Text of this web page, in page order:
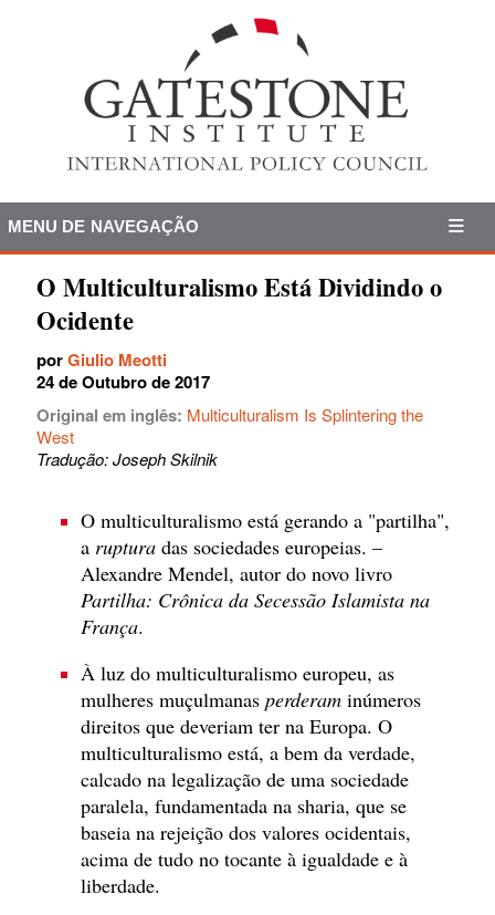
MENU DE NAVEGAÇÃO
O Multiculturalismo Está Dividindo o
Ocidente
porGiulio Meotti
24 de Outubro de 2017
Original em inglês: Multiculturalism Is Splintering the
West
Tradução: Joseph Skilnik
O multiculturalismo está gerando a "partilha",
a ruptura das sociedades europeias. –
Alexandre Mendel, autor do novo livro
Partilha: Crônica da Secessão Islamista na
França.
À luz do multiculturalismo europeu, as
mulheres muçulmanas perderam inúmeros
direitos que deveriam ter na Europa. O
multiculturalismo está, a bem da verdade,
calcado na legalização de uma sociedade
paralela, fundamentada na sharia, que se
baseia na rejeição dos valores ocidentais,
acima de tudo no tocante à igualdade e à
liberdade.